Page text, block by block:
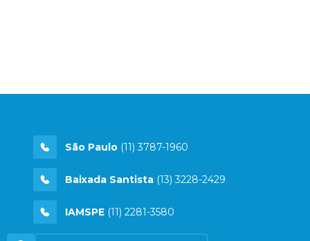
São Paulo (11) 3787-1960
Baixada Santista (13) 3228-2429
IAMSPE (11) 2281-3580